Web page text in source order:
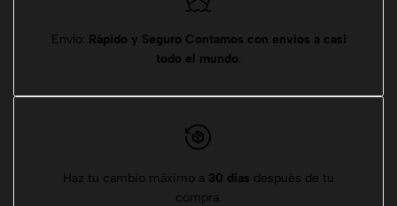
Envío: Rápido y Seguro Contamos con envíos a casi
todo el mundo.
Haz tu cambio máximo a 30 días después de tu
compra.